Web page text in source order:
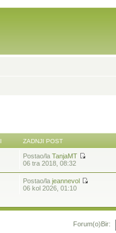
ZADNJI POST
Postao/laTanjaMT
06 tra 2018, 08:32
Postao/lajeannevol
06 kol 2026, 01:10
Forum(o)Bir: